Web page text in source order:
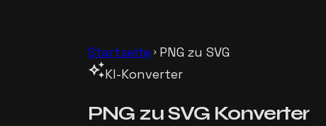
Startseite chevron_right PNG zu SVG
auto_awesomeKI-Konverter
PNG zu SVG Konverter